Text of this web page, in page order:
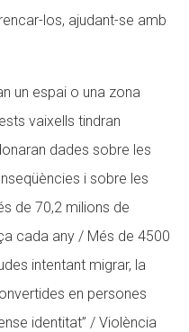
los, ajudant-se amb
un espai o una zona
vaixells tindran
dades sobre les
i sobre les
de 70,2 milions de
cada any / Més de 4500
intentant migrar, la
en persones
identitat” / Violència